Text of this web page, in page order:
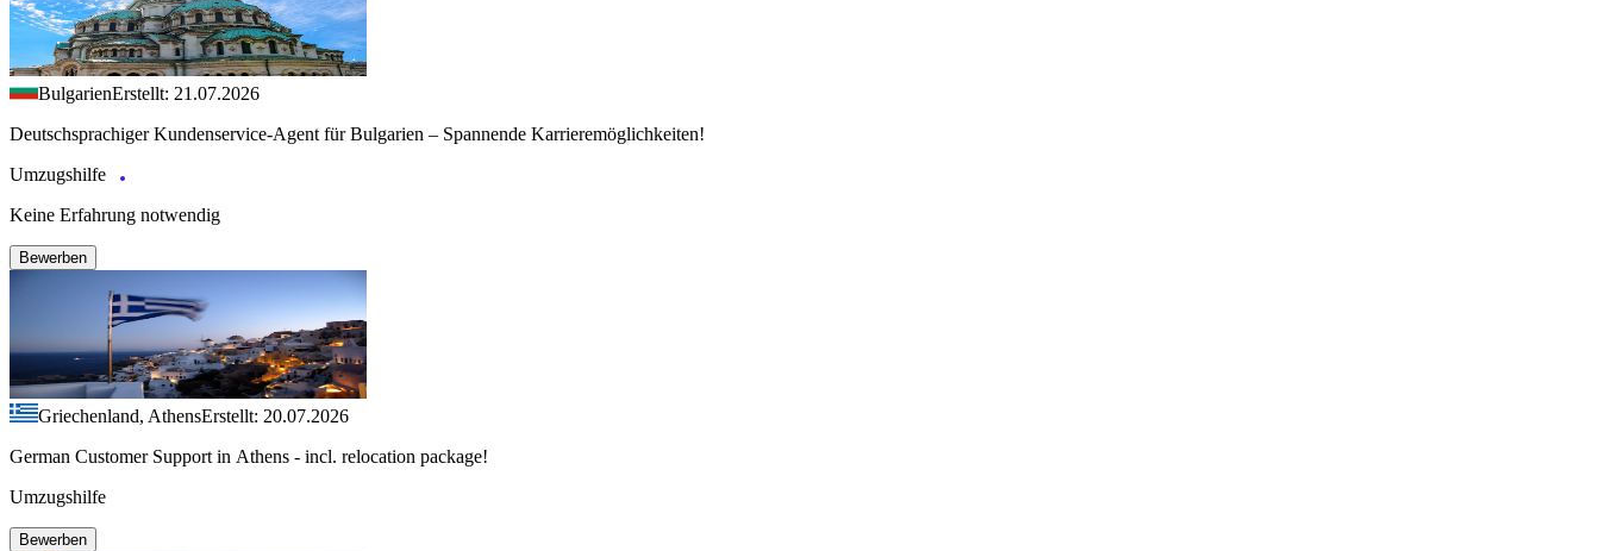
BulgarienErstellt: 21.07.2026
Deutschsprachiger Kundenservice-Agent für Bulgarien – Spannende Karrieremöglichkeiten!
Umzugshilfe
Keine Erfahrung notwendig
Bewerben
Griechenland, AthensErstellt: 20.07.2026
German Customer Support in Athens - incl. relocation package!
Umzugshilfe
Bewerben